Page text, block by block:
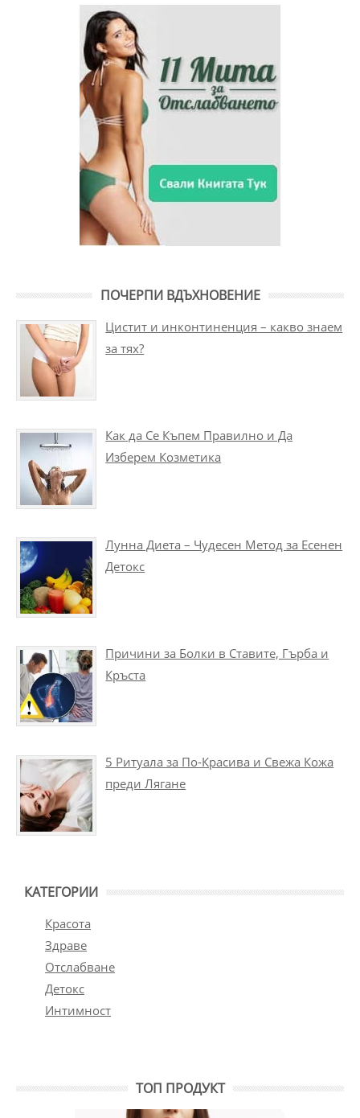
ПОЧЕРПИ ВДЪХНОВЕНИЕ
Цистит и инконтиненция – какво знаем
за тях?
Как да Се Къпем Правилно и Да
Изберем Козметика
Лунна Диета – Чудесен Метод за Есенен
Детокс
Причини за Болки в Ставите, Гърба и
Кръста
5 Ритуала за По-Красива и Свежа Кожа
преди Лягане
КАТЕГОРИИ
Красота
Здраве
Отслабване
Детокс
Интимност
ТОП ПРОДУКТ